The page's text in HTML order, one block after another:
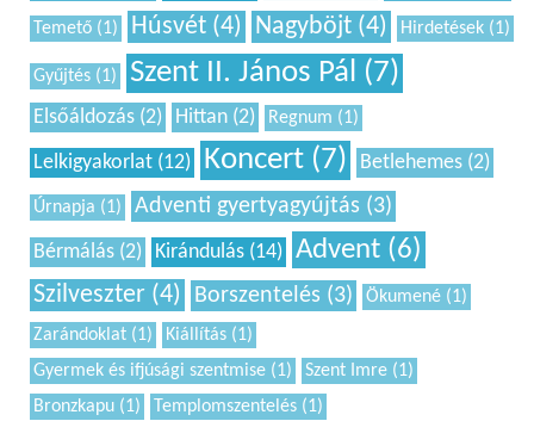
Temető (1) Húsvét (4) Nagyböjt (4) Hirdetések (1)
Gyűjtés (1) Szent II. János Pál (7)
Elsőáldozás (2) Hittan (2) Regnum (1)
Lelkigyakorlat (12) Koncert (7) Betlehemes (2)
Úrnapja (1) Adventi gyertyagyújtás (3)
Bérmálás (2) Kirándulás (14) Advent (6)
Szilveszter (4) Borszentelés (3)
Ökumené (1)
Zarándoklat (1)
Kiállítás (1)
Gyermek és ifjúsági szentmise (1)
Szent Imre (1)
Bronzkapu (1)
Templomszentelés (1)